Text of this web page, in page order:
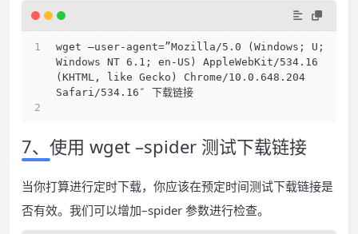
wget –user-agent=”Mozilla/5.0 (Windows; U;
Windows NT 6.1; en-US) AppleWebKit/534.16
(KHTML, like Gecko) Chrome/10.0.648.204
Safari/534.16″ 下载链接
7、使用 wget –spider 测试下载链接
当你打算进行定时下载，你应该在预定时间测试下载链接是
否有效。我们可以增加–spider 参数进行检查。